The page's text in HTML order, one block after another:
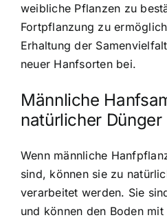
weibliche Pflanzen zu
Fortpflanzung zu
Erhaltung der
neuer Hanfsorten bei.
Männliche
natürlicher Dünger
Wenn männliche
sind, können sie zu
verarbeitet werden. Sie
und können den Boden